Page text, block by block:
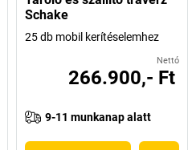
Schake
25 db mobil kerítéselemhez
Nettó
266.900,- Ft
9-11 munkanap alatt